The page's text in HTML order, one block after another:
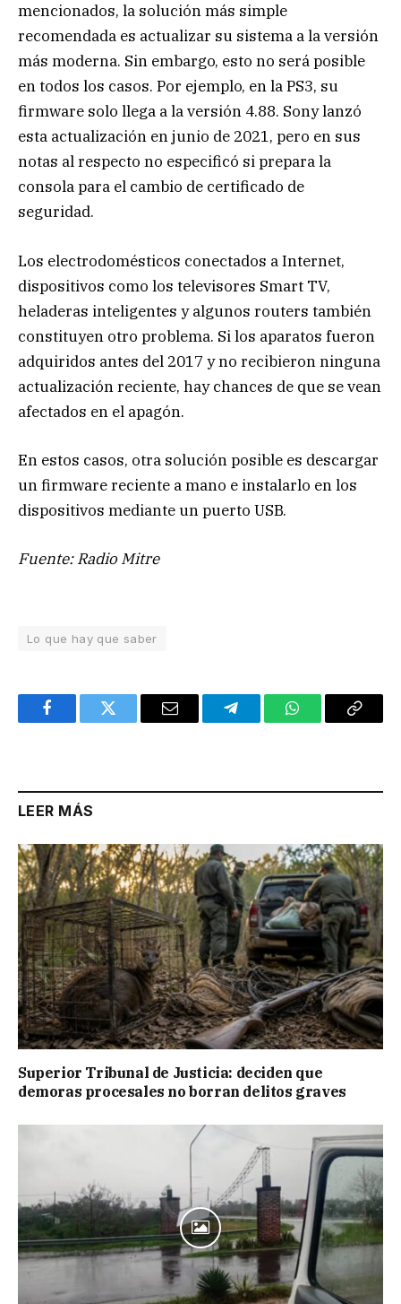
mencionados, la solución más simple
recomendada es actualizar su sistema a la versión
más moderna. Sin embargo, esto no será posible
en todos los casos. Por ejemplo, en la PS3, su
firmware solo llega a la versión 4.88. Sony lanzó
esta actualización en junio de 2021, pero en sus
notas al respecto no especificó si prepara la
consola para el cambio de certificado de
seguridad.
Los electrodomésticos conectados a Internet,
dispositivos como los televisores Smart TV,
heladeras inteligentes y algunos routers también
constituyen otro problema. Si los aparatos fueron
adquiridos antes del 2017 y no recibieron ninguna
actualización reciente, hay chances de que se vean
afectados en el apagón.
En estos casos, otra solución posible es descargar
un firmware reciente a mano e instalarlo en los
dispositivos mediante un puerto USB.
Fuente: Radio Mitre
Lo que hay que saber
FacebookTwitter Email TelegramWhatsAppCopy
LEER MÁS
Superior Tribunal de Justicia: deciden que
demoras procesales no borran delitos graves